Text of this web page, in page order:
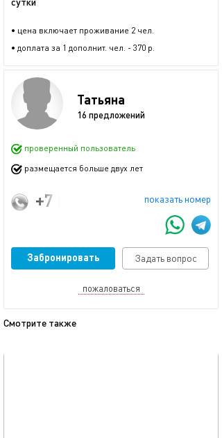
• цена включает проживание 2 чел.
• доплата за 1 дополнит. чел. - 370 р.
Татьяна
16 предложений
проверенный пользователь
размещается больше двух лет
показать номер
+7 (911) 928-77-70
Забронировать Задать вопрос
пожаловаться
Смотрите также